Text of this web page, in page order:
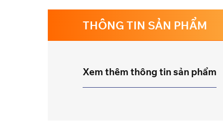
THÔNG TIN SẢN PHẨM
Xem thêm thông tin sản phẩm